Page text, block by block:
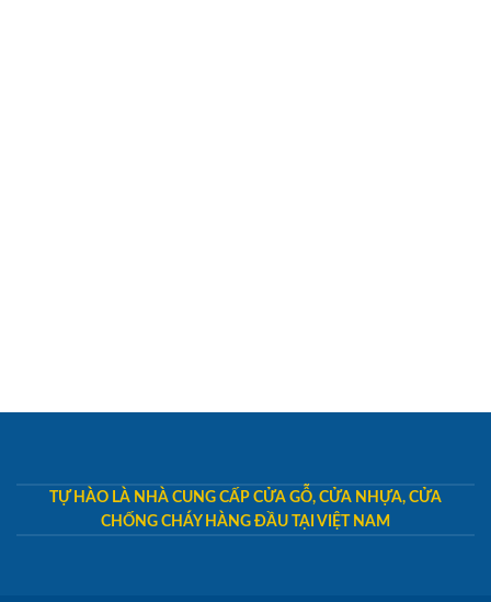
TỰ HÀO LÀ NHÀ CUNG CẤP CỬA GỖ, CỬA NHỰA, CỬA
CHỐNG CHÁY HÀNG ĐẦU TẠI VIỆT NAM